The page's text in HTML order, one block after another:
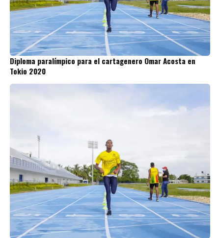
Diploma paralímpico para el cartagenero Omar Acosta en
Tokio 2020